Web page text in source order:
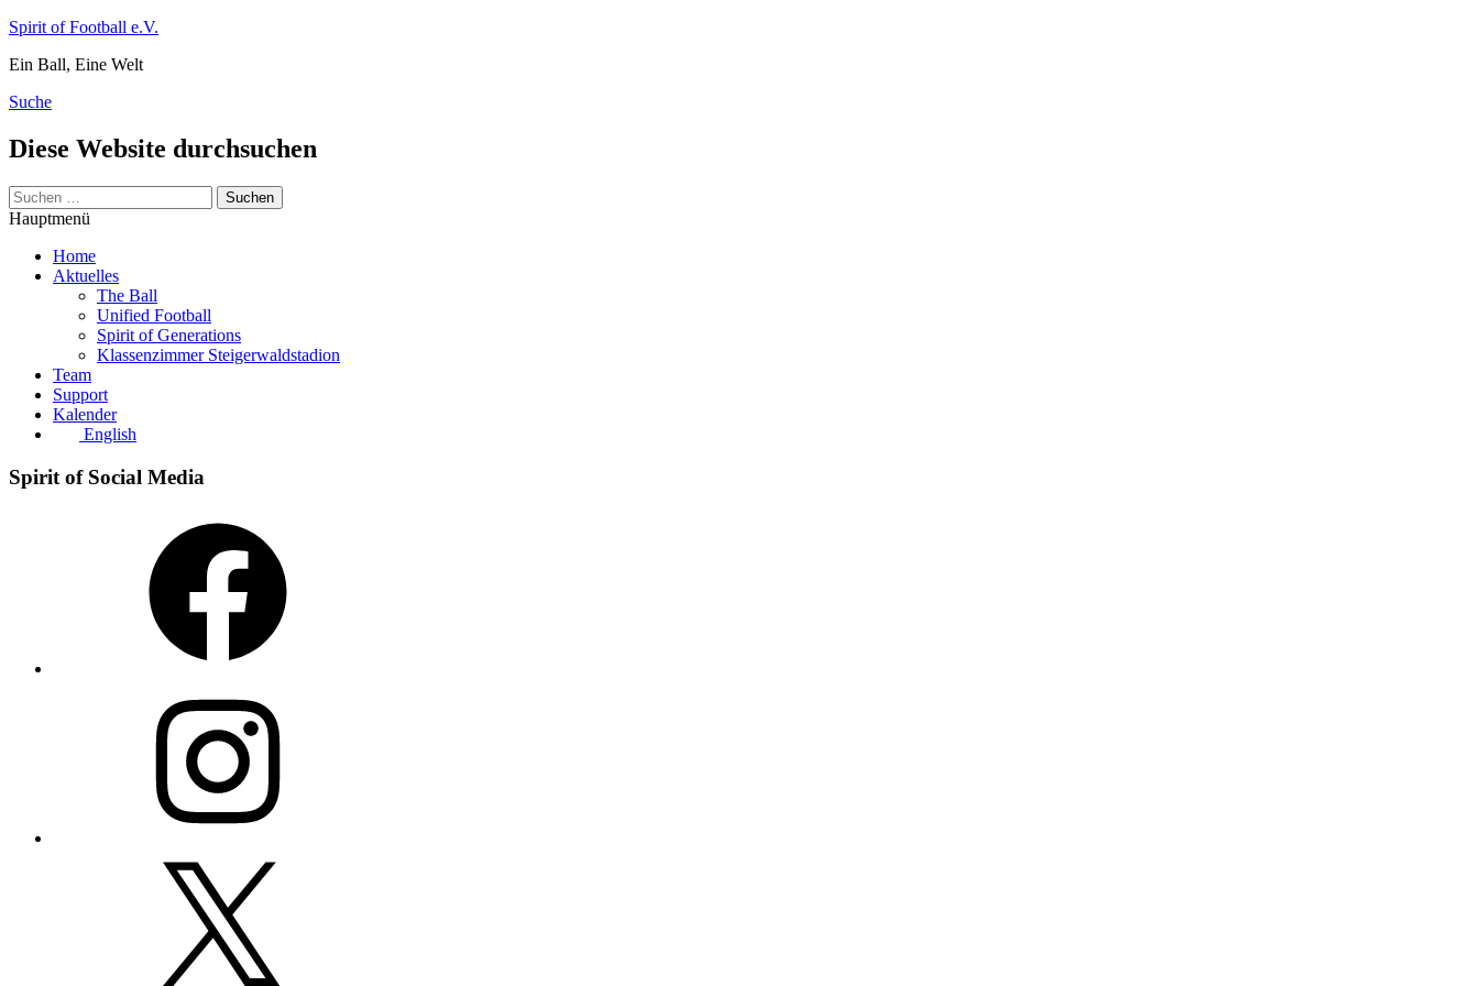
Zum
springen
Spirit of Football e.V.
Ein Ball, Eine Welt
Suche
Diese Website durchsuchen
Suchen
nach:
Hauptmenü
Home
Aktuelles
The Ball
Unified Football
Spirit of Generations
Klassenzimmer Steigerwaldstadion
Team
Support
Kalender
English
Spirit of Social Media